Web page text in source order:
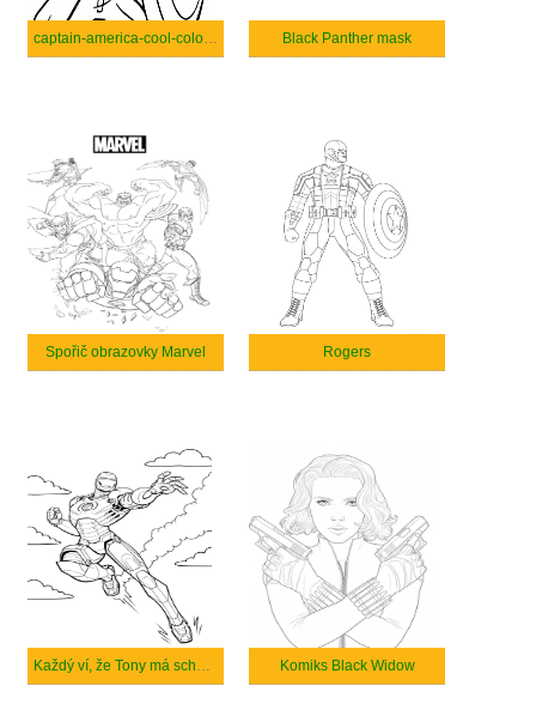
captain-america-cool-coloring Black Panther mask
Spořič obrazovky Marvel Rogers
Každý ví, že Tony má schopnost létat Komiks Black Widow